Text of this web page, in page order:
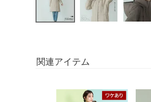
関連アイテム